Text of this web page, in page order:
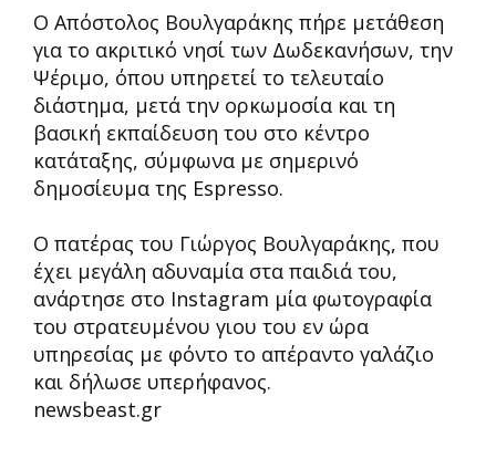
Ο Απόστολος Βουλγαράκης πήρε μετάθεση
για το ακριτικό νησί των Δωδεκανήσων, την
Ψέριμο, όπου υπηρετεί το τελευταίο
διάστημα, μετά την ορκωμοσία και τη
βασική εκπαίδευση του στο κέντρο
κατάταξης, σύμφωνα με σημερινό
δημοσίευμα της Espresso.
Ο πατέρας του Γιώργος Βουλγαράκης, που
έχει μεγάλη αδυναμία στα παιδιά του,
ανάρτησε στο Instagram μία φωτογραφία
του στρατευμένου γιου του εν ώρα
υπηρεσίας με φόντο το απέραντο γαλάζιο
και δήλωσε υπερήφανος.
newsbeast.gr